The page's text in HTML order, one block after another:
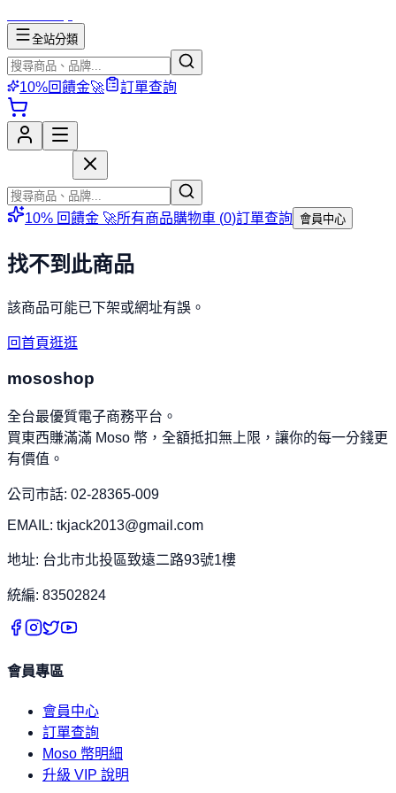
全站分類
10%回饋金🚀 訂單查詢
10% 回饋金 🚀所有商品購物車 (0)訂單查詢 會員中心
找不到此商品
該商品可能已下架或網址有誤。
回首頁逛逛
mososhop
全台最優質電子商務平台。
買東西賺滿滿 Moso 幣，全額抵扣無上限，讓你的每一分錢更
有價值。
公司市話: 02-28365-009
EMAIL: tkjack2013@gmail.com
地址: 台北市北投區致遠二路93號1樓
統編: 83502824
會員專區
會員中心
訂單查詢
Moso 幣明細
升級 VIP 說明